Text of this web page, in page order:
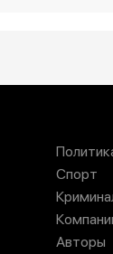
Спорт
Авторы